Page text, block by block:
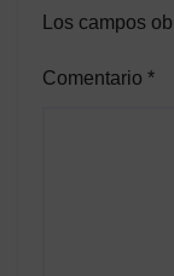
Los campos
Comentario *